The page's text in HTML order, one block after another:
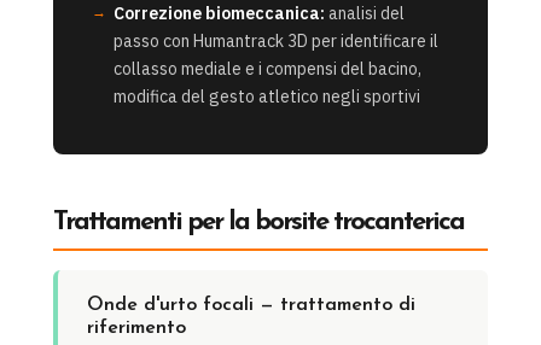
Correzione biomeccanica: analisi del
passo con Humantrack 3D per identificare il
collasso mediale e i compensi del bacino,
modifica del gesto atletico negli sportivi
Trattamenti per la borsite trocanterica
Onde d'urto focali — trattamento di
riferimento